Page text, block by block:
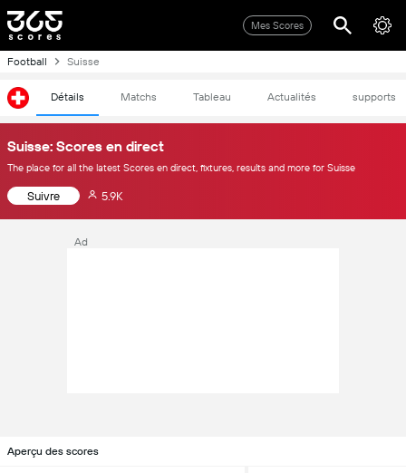
Mes Scores
Football Suisse
Détails Matchs Tableau Actualités supports
Suisse: Scores en direct
The place for all the latest Scores en direct, fixtures, results and more for Suisse
Suivre 5.9K
Ad
Aperçu des scores